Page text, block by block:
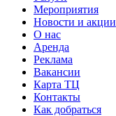
Мероприятия
Новости и акции
О нас
Аренда
Реклама
Вакансии
Карта ТЦ
Контакты
Как добраться